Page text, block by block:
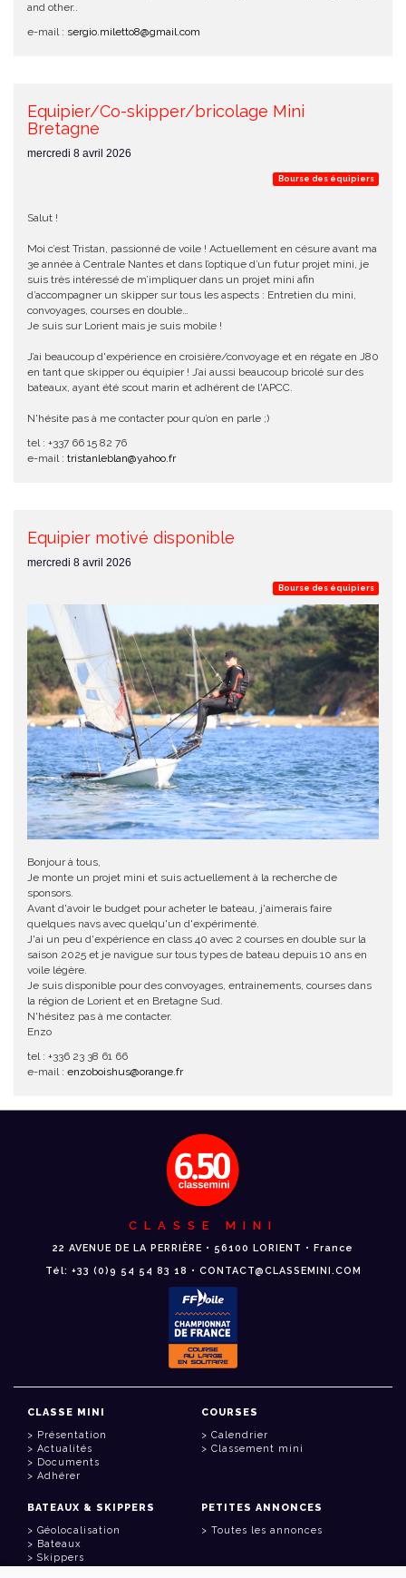
and other..
e-mail : sergio.miletto8@gmail.com
Equipier/Co-skipper/bricolage Mini
Bretagne
mercredi 8 avril 2026
Bourse des équipiers
Salut !
Moi c’est Tristan, passionné de voile ! Actuellement en césure avant ma
3e année à Centrale Nantes et dans l’optique d’un futur projet mini, je
suis très intéressé de m’impliquer dans un projet mini afin
d’accompagner un skipper sur tous les aspects : Entretien du mini,
convoyages, courses en double…
Je suis sur Lorient mais je suis mobile !
J’ai beaucoup d'expérience en croisière/convoyage et en régate en J80
en tant que skipper ou équipier ! J’ai aussi beaucoup bricolé sur des
bateaux, ayant été scout marin et adhérent de l'APCC.
N'hésite pas à me contacter pour qu’on en parle ;)
tel : +337 66 15 82 76
e-mail : tristanleblan@yahoo.fr
Equipier motivé disponible
mercredi 8 avril 2026
Bourse des équipiers
Bonjour à tous,
Je monte un projet mini et suis actuellement à la recherche de
sponsors.
Avant d'avoir le budget pour acheter le bateau, j'aimerais faire
quelques navs avec quelqu'un d'expérimenté.
J'ai un peu d'expérience en class 40 avec 2 courses en double sur la
saison 2025 et je navigue sur tous types de bateau depuis 10 ans en
voile légère.
Je suis disponible pour des convoyages, entrainements, courses dans
la région de Lorient et en Bretagne Sud.
N'hésitez pas à me contacter.
Enzo
tel : +336 23 38 61 66
e-mail : enzoboishus@orange.fr
CLASSE MINI
22 AVENUE DE LA PERRIÈRE • 56100 LORIENT • France
Tél: +33 (0)9 54 54 83 18 • CONTACT@CLASSEMINI.COM
CLASSE MINI
Présentation
Actualités
Documents
Adhérer
COURSES
Calendrier
Classement mini
BATEAUX & SKIPPERS
Géolocalisation
Bateaux
Skippers
PETITES ANNONCES
Toutes les annonces